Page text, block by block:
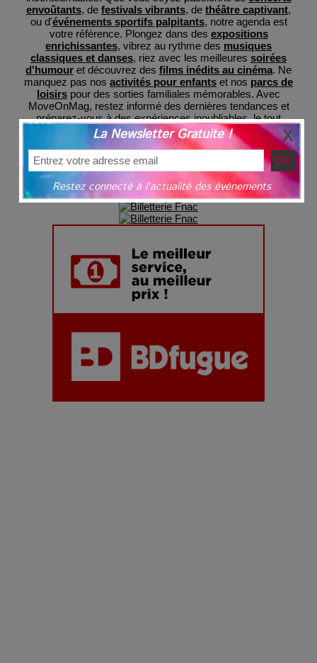
envoûtants, de festivals vibrants, de théâtre captivant,
ou d'événements sportifs palpitants, notre agenda est
votre référence. Plongez dans des expositions
enrichissantes, vibrez au rythme des musiques
classiques et danses, riez avec les meilleures soirées
d'humour et découvrez des films inédits au cinéma. Ne
manquez pas nos activités pour enfants et nos parcs de
loisirs pour des sorties familiales mémorables. Avec
MoveOnMag, restez informé des dernières tendances et
préparez-vous à des expériences inoubliables, le tout
regroupé en un lieu central pour votre commodité et avec
une billeterie sécuriséegrâce à nos partenaires.
La Newsletter Gratuite !
Restez connecté à l'actualité des événements